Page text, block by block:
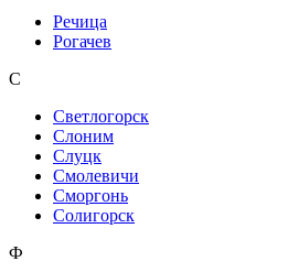
Речица
Рогачев
С
Светлогорск
Слоним
Слуцк
Смолевичи
Сморгонь
Солигорск
Ф